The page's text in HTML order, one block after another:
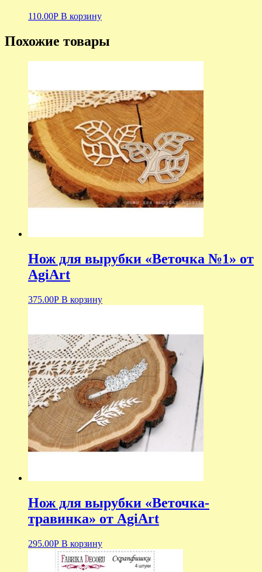
110.00Р В корзину
Похожие товары
Нож для вырубки «Веточка №1» от
AgiArt
375.00Р В корзину
Нож для вырубки «Веточка-
травинка» от AgiArt
295.00Р В корзину